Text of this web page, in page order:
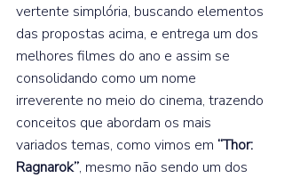
vertente simplória, buscando elementos
das propostas acima, e entrega um dos
melhores filmes do ano e assim se
consolidando como um nome
irreverente no meio do cinema, trazendo
conceitos que abordam os mais
variados temas, como vimos em “Thor:
Ragnarok”, mesmo não sendo um dos